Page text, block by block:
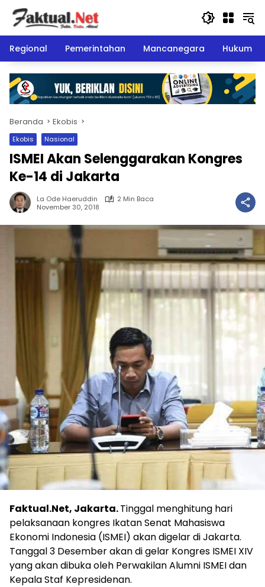
Langsung
konten
Regional
Pemerintahan Mancanegara Hukum
Beranda Ekobis
Ekobis Nasional
ISMEI Akan Selenggarakan Kongres
Ke-14 di Jakarta
La Ode Haeruddin
2 Min Baca
November 30, 2018
Faktual.Net, Jakarta.Tinggal menghitung hari
pelaksanaan kongres Ikatan Senat Mahasiswa
Ekonomi Indonesia (ISMEI) akan digelar di Jakarta.
Tanggal 3 Desember akan di gelar Kongres ISMEI XIV
yang akan dibuka oleh Perwakilan Alumni ISMEI dan
Kepala Staf Kepresidenan.